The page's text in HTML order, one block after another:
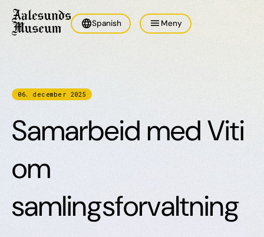
languageSpanish menu Meny
06. december 2025
Samarbeid med Viti
om
samlingsforvaltning